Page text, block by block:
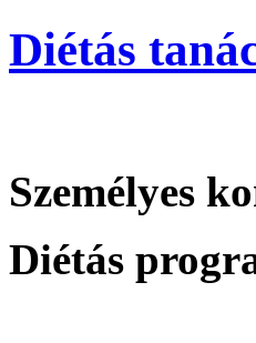
Diétás
Személyes
Diétás